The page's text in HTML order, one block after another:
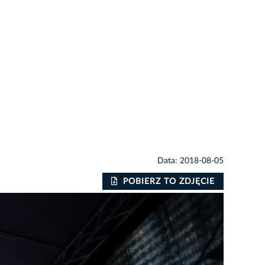
Data: 2018-08-05
POBIERZ TO ZDJĘCIE